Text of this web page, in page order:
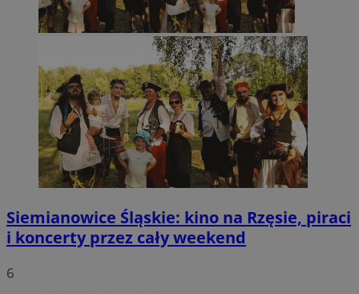
Siemianowice Śląskie: kino na Rzęsie, piraci
i koncerty przez cały weekend
6